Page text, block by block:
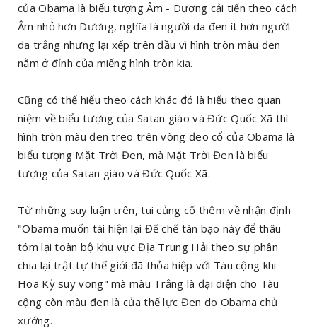
của Obama là biểu tượng Âm - Dương cải tiến theo cách
Âm nhỏ hơn Dương, nghĩa là người da đen ít hơn người
da trắng nhưng lại xếp trên đầu vì hình tròn màu đen
nằm ở đỉnh của miếng hình tròn kia.
Cũng có thể hiểu theo cách khác đó là hiểu theo quan
niệm về biểu tượng của Satan giáo và Đức Quốc Xã thì
hình tròn màu đen treo trên vòng đeo cổ của Obama là
biểu tượng Mặt Trời Đen, mà Mặt Trời Đen là biểu
tượng của Satan giáo và Đức Quốc Xã.
Từ những suy luận trên, tui củng cố thêm về nhận định
"Obama muốn tái hiện lại Đế chế tàn bạo này để thâu
tóm lại toàn bộ khu vực Địa Trung Hải theo sự phân
chia lại trật tự thế giới đã thỏa hiệp với Tàu cộng khi
Hoa Kỳ suy vong" mà màu Trắng là đại diện cho Tàu
cộng còn màu đen là của thế lực Đen do Obama chủ
xướng.